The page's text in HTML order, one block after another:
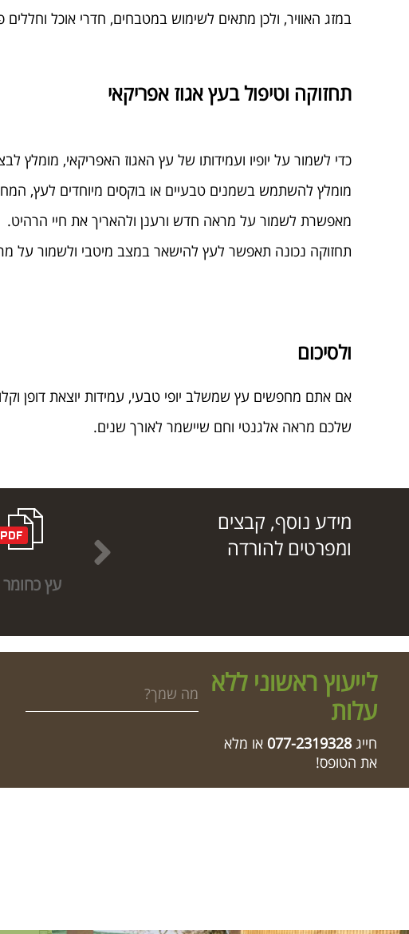
במזג האוויר, ולכן מתאים לשימוש במטבחים, חדרי אוכל וחללים
תחזוקה וטיפול בעץ אגוז אפריקאי
כדי לשמור על יופיו ועמידותו של עץ האגוז האפריקאי,
מומלץ להשתמש בשמנים טבעיים או בוקסים מיוחדים לעץ,
מאפשרת לשמור על מראה חדש ורענן ולהאריך את חיי הרהיט.
תחזוקה נכונה תאפשר לעץ להישאר במצב מיטבי ולשמור על
ולסיכום
אם אתם מחפשים עץ שמשלב יופי טבעי, עמידות יוצאת דופן
שלכם מראה אלגנטי וחם שיישמר לאורך שנים.
מידע נוסף, קבצים
ומפרטים להורדה
עץ כחומר
לייעוץ ראשוני ללא
עלות
חייג 077-2319328 או מלא
את הטופס!